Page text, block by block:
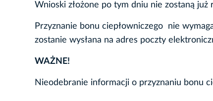
Wnioski złożone po tym dniu nie zostaną już
Przyznanie bonu ciepłowniczego nie
zostanie wysłana na adres poczty
WAŻNE!
Nieodebranie informacji o przyznaniu bonu